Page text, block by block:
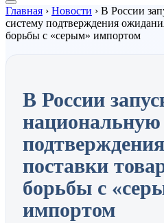
Главная › Новости › В России
систему подтверждения
борьбы с «серым» импортом
В России
национальную
поставки
борьбы с
импортом